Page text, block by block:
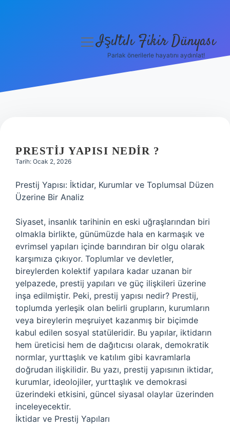
menüyüIşıltılı Fikir Dünyası
Parlak önerilerle hayatını aydınlat!
PRESTIJ YAPISI NEDIR ?
Tarih: Ocak 2, 2026
Prestij Yapısı: İktidar, Kurumlar ve Toplumsal Düzen
Üzerine Bir Analiz
Siyaset, insanlık tarihinin en eski uğraşlarından biri
olmakla birlikte, günümüzde hala en karmaşık ve
evrimsel yapıları içinde barındıran bir olgu olarak
karşımıza çıkıyor. Toplumlar ve devletler,
bireylerden kolektif yapılara kadar uzanan bir
yelpazede, prestij yapıları ve güç ilişkileri üzerine
inşa edilmiştir. Peki, prestij yapısı nedir? Prestij,
toplumda yerleşik olan belirli grupların, kurumların
veya bireylerin meşruiyet kazanmış bir biçimde
kabul edilen sosyal statüleridir. Bu yapılar, iktidarın
hem üreticisi hem de dağıtıcısı olarak, demokratik
normlar, yurttaşlık ve katılım gibi kavramlarla
doğrudan ilişkilidir. Bu yazı, prestij yapısının iktidar,
kurumlar, ideolojiler, yurttaşlık ve demokrasi
üzerindeki etkisini, güncel siyasal olaylar üzerinden
inceleyecektir.
İktidar ve Prestij Yapıları